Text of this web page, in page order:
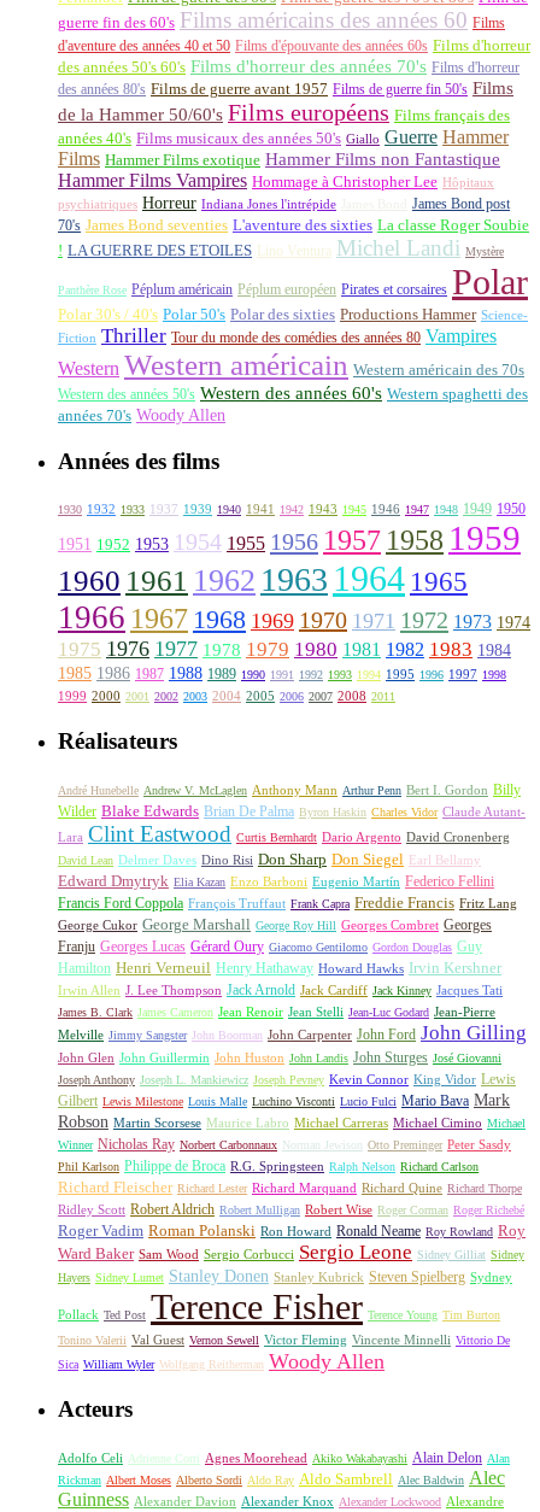
guerre fin des 60's Films américains des années 60 Films
d'aventure des années 40 et 50 Films d'épouvante des années 60s Films d'horreur
des années 50's 60's Films d'horreur des années 70's Films d'horreur
des années 80's Films de guerre avant 1957 Films de guerre fin 50's Films
de la Hammer 50/60's Films européens Films français des
années 40's Films musicaux des années 50's Giallo Guerre Hammer
Films Hammer Films exotique Hammer Films non Fantastique
Hammer Films Vampires Hommage à Christopher Lee Hôpitaux
psychiatriques Horreur Indiana Jones l'intrépide
James Bond post
70's James Bond seventies L'aventure des sixties La classe Roger Soubie
! LA GUERRE DES ETOILES Lino Ventura Michel Landi Mystère
Panthère Rose Péplum américain Péplum européen Pirates et corsaires Polar
Polar 30's / 40's Polar 50's Polar des sixties Productions Hammer Science-
Fiction Thriller Tour du monde des comédies des années 80 Vampires
Western Western américain Western américain des 70s
Western des années 50's Western des années 60's Western spaghetti des
années 70's Woody Allen
Années des films
1930 1932 1933 1937 1939 1940 1941 1942 1943 1945 1946 1947 1948 1949 1950
1951 1952 1953 1954 1955 1956 1957 1958 1959
1960 1961 1962 1963 1964 1965
1966 1967 1968 1969 1970 1971 1972 1973 1974
1975 1976 1977 1978 1979 1980 1981 1982 1983 1984
1985 1986 1987 1988 1989 1990 1991 1992 1993 1994 1995 1996 1997 1998
1999 2000 2001 2002 2003 2004 2005 2006 2007 2008 2011
Réalisateurs
André Hunebelle Andrew V. McLaglen Anthony Mann Arthur Penn Bert I. Gordon Billy
Wilder Blake Edwards Brian De Palma Byron Haskin Charles Vidor Claude Autant-
Lara Clint Eastwood Curtis Bernhardt Dario Argento David Cronenberg
David Lean Delmer Daves Dino Risi Don Sharp Don Siegel Earl Bellamy
Edward Dmytryk Elia Kazan Enzo Barboni Eugenio Martín Federico Fellini
Francis Ford Coppola François Truffaut Frank Capra Freddie Francis Fritz Lang
George Cukor George Marshall George Roy Hill Georges Combret Georges
Franju Georges Lucas Gérard Oury Giacomo Gentilomo Gordon Douglas Guy
Hamilton Henri Verneuil Henry Hathaway Howard Hawks Irvin Kershner
Irwin Allen J. Lee Thompson Jack Arnold Jack Cardiff Jack Kinney Jacques Tati
James B. Clark James Cameron Jean Renoir Jean Stelli Jean-Luc Godard Jean-Pierre
Melville Jimmy Sangster John Boorman John Carpenter John Ford John Gilling
John Glen John Guillermin John Huston John Landis John Sturges José Giovanni
Joseph Anthony Joseph L. Mankiewicz Joseph Pevney Kevin Connor King Vidor Lewis
Gilbert Lewis Milestone Louis Malle Luchino Visconti Lucio Fulci Mario Bava Mark
Robson Martin Scorsese Maurice Labro Michael Carreras Michael Cimino Michael
Winner Nicholas Ray Norbert Carbonnaux Norman Jewison Otto Preminger Peter Sasdy
Phil Karlson Philippe de Broca R.G. Springsteen Ralph Nelson Richard Carlson
Richard Fleischer Richard Lester Richard Marquand Richard Quine Richard Thorpe
Ridley Scott Robert Aldrich Robert Mulligan Robert Wise Roger Corman Roger Richebé
Roger Vadim Roman Polanski Ron Howard Ronald Neame Roy Rowland Roy
Ward Baker Sam Wood Sergio Corbucci Sergio Leone Sidney Gilliat Sidney
Hayers Sidney Lumet Stanley Donen Stanley Kubrick Steven Spielberg Sydney
Pollack Ted Post Terence Fisher Terence Young Tim Burton
Tonino Valerii Val Guest Vernon Sewell Victor Fleming Vincente Minnelli Vittorio De
Sica William Wyler Wolfgang Reitherman Woody Allen
Acteurs
Adolfo Celi Adrienne Corri Agnes Moorehead Akiko Wakabayashi Alain Delon Alan
Rickman Albert Moses Alberto Sordi Aldo Ray Aldo Sambrell Alec Baldwin Alec
Guinness Alexander Davion Alexander Knox Alexander Lockwood Alexandre